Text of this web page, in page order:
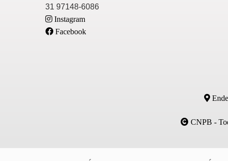
31 97148-6086
Instagram
Facebook
CNPB -